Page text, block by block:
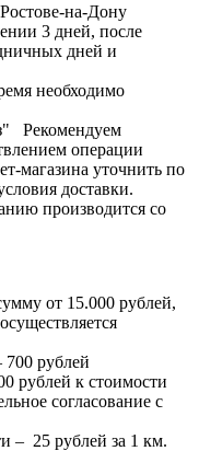
на-Дону
3 дней, после
дней и
необходимо
Рекомендуем
операции
магазина уточнить по
доставки.
производится со
от 15.000 рублей,
700 рублей
рублей к стоимости
согласование с
– 25 рублей за 1 км.